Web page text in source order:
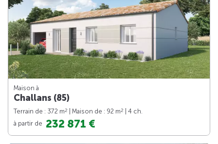
Maison à
Challans (85)
Terrain de : 372 m2 | Maison de : 92 m2
| 4 ch.
à partir de 232 871 €